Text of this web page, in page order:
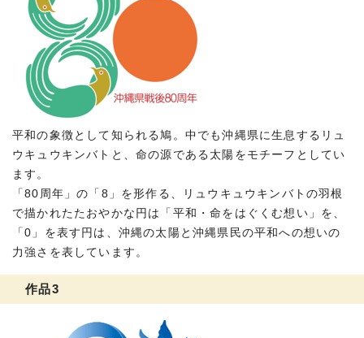
平和の象徴として知られる鳩。中でも沖縄県に生息するリュ
ウキュウキンバトと、命の源である太陽をモチーフとしてい
ます。
「80周年」の「8」を形作る、リュウキュウキンバトの羽根
で描かれたたおやかな円は「平和・命をはぐくむ想い」を、
「0」を表す円は、沖縄の太陽と沖縄県民の平和への想いの
力強さを表しています。
作品3